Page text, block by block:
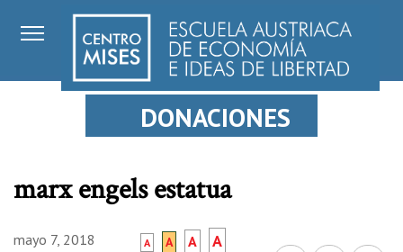
DONACIONES
marx engels estatua
mayo 7, 2018 A A A A